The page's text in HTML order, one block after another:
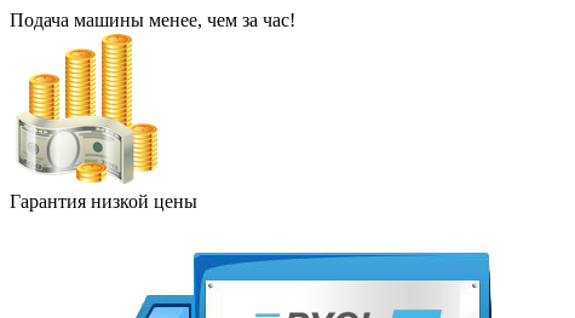
Подача машины менее, чем за час!
Гарантия низкой цены